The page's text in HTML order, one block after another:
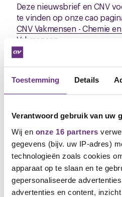
Toestemming Details
Verantwoord gebruik van uw
Wij en onze 16 partners
gegevens (bijv. uw IP-adres)
technologieën zoals cookies
apparaat op te slaan en te
gepersonaliseerde
advertenties en content,
Deze nieuwsbrief en CNV
te vinden op onze cao
CNV Vakmensen - Chemie
Vakmensen
Hebben jullie vragen of
Namens de
Bas Bremer, Bastien
Groot (kaderleden FNV),
Jan van der Ree, Raymond
(kaderleden CNV),
Inan Bozkir